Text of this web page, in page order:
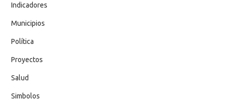
Indicadores
Municipios
Política
Proyectos
Salud
Simbolos